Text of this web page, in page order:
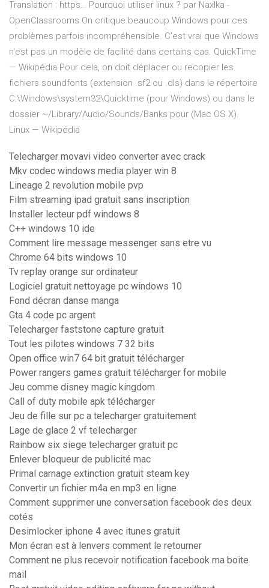
Translation : https… Pourquoi utiliser linux ? par NaxIka -
OpenClassrooms On critique beaucoup Windows pour ces
problèmes parfois incompréhensible. C’est vrai que Windows
n’est pas un modèle de facilité dans certains cas. QuickTime
— Wikipédia Pour cela, on doit déplacer ou recopier les
fichiers soundfonts (extension .sf2 ou .dls) dans le répertoire
C:\Windows\system32\Quicktime (pour Windows) ou dans le
dossier ~/Library/Audio/Sounds/Banks pour (Mac OS X).
Linux — Wikipédia
Telecharger movavi video converter avec crack
Mkv codec windows media player win 8
Lineage 2 revolution mobile pvp
Film streaming ipad gratuit sans inscription
Installer lecteur pdf windows 8
C++ windows 10 ide
Comment lire message messenger sans etre vu
Chrome 64 bits windows 10
Tv replay orange sur ordinateur
Logiciel gratuit nettoyage pc windows 10
Fond décran danse manga
Gta 4 code pc argent
Telecharger faststone capture gratuit
Tout les pilotes windows 7 32 bits
Open office win7 64 bit gratuit télécharger
Power rangers games gratuit télécharger for mobile
Jeu comme disney magic kingdom
Call of duty mobile apk télécharger
Jeu de fille sur pc a telecharger gratuitement
Lage de glace 2 vf telecharger
Rainbow six siege telecharger gratuit pc
Enlever bloqueur de publicité mac
Primal carnage extinction gratuit steam key
Convertir un fichier m4a en mp3 en ligne
Comment supprimer une conversation facebook des deux
cotés
Desimlocker iphone 4 avec itunes gratuit
Mon écran est à lenvers comment le retourner
Comment ne plus recevoir notification facebook ma boite
mail